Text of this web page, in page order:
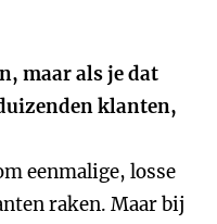
maar als je dat
klanten,
eenmalige, losse
raken. Maar bij